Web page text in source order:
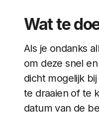
Wat te
Als je ondanks
om deze snel
dicht mogelijk
te draaien of te
datum van de